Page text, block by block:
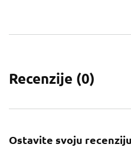
Recenzije (0)
Ostavite svoju